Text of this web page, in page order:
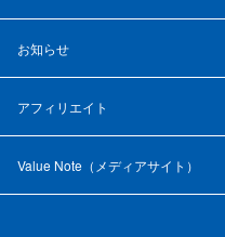
お知らせ
アフィリエイト
Value Note（ メディアサイト ）